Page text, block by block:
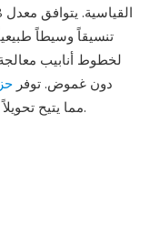
لخطوط أنابيب
البايتات يعني انتقال ملفات PVF بين أنظمة big-endian وlittle-endian دون غموض. توفر
دعم القراءة والكتابة الأصلي لـ PVF، مما يتيح تحويلاً مباشراً إلى التنسيقات الحديثة.